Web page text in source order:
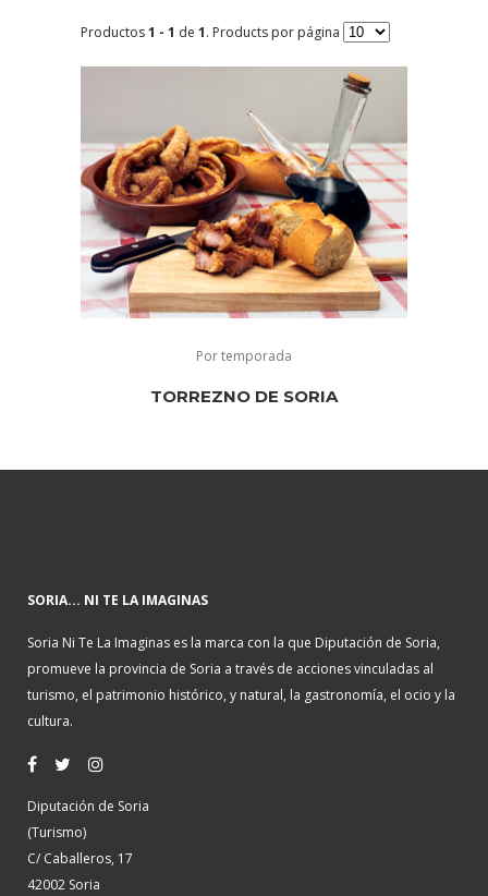
Productos1 - 1 de 1. Products por página
Por temporada
TORREZNO DE SORIA
SORIA... NI TE LA IMAGINAS
Soria Ni Te La Imaginas es la marca con la que Diputación de Soria,
promueve la provincia de Soria a través de acciones vinculadas al
turismo, el patrimonio histórico, y natural, la gastronomía, el ocio y la
cultura.
Diputación de Soria
(Turismo)
C/ Caballeros, 17
42002 Soria